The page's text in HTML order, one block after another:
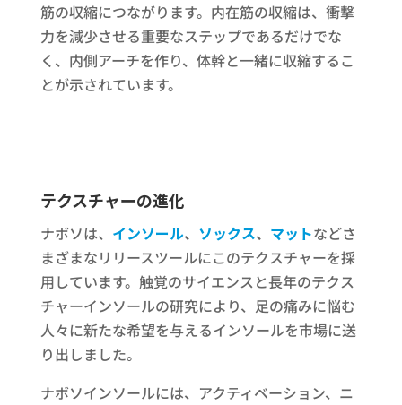
筋の収縮につながります。内在筋の収縮は、衝撃
力を減少させる重要なステップであるだけでな
く、内側アーチを作り、体幹と一緒に収縮するこ
とが示されています。
テクスチャーの進化
ナボソは、 インソール、 ソックス、 マットなどさ
まざまなリリースツールにこのテクスチャーを採
用しています。触覚のサイエンスと長年のテクス
チャーインソールの研究により、足の痛みに悩む
人々に新たな希望を与えるインソールを市場に送
り出しました。
ナボソインソールには、アクティベーション、ニ